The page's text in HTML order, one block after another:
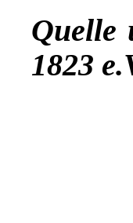
Quelle
1823